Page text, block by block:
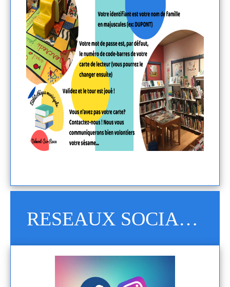
RESEAUX SOCIAUX